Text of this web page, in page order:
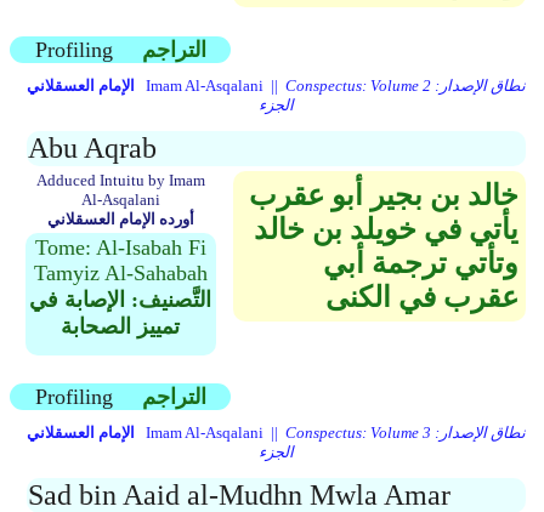
Profiling التراجم
الإمام العسقلاني Imam Al-Asqalani || Conspectus: Volume 2 نطاق الإصدار:
الجزء
Abu Aqrab
خالد بن بجير أبو عقرب
يأتي في خويلد بن خالد
وتأتي ترجمة أبي
عقرب في الكنى
Adduced Intuitu by Imam
Al-Asqalani
أورده الإمام العسقلاني
Tome: Al-Isabah Fi
Tamyiz Al-Sahabah
التَّصنيف: الإصابة في
تمييز الصحابة
Profiling التراجم
الإمام العسقلاني Imam Al-Asqalani || Conspectus: Volume 3 نطاق الإصدار:
الجزء
Sad bin Aaid al-Mudhn Mwla Amar